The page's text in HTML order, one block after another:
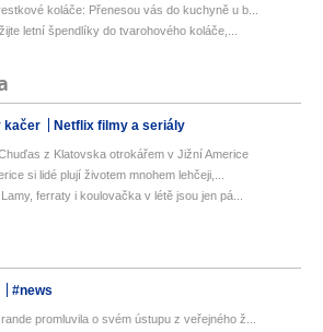
koláče: Přenesou vás do kuchyně u b...
letní špendlíky do tvarohového koláče,...
kačer Netflix filmy a seriály
z Klatovska otrokářem v Jižní Americe
si lidé plují životem mnohem lehčeji,...
ferraty i koulovačka v létě jsou jen pá...
#news
promluvila o svém ústupu z veřejného ž...